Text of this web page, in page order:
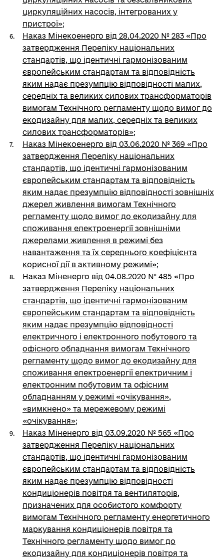
циркуляційних насосів, інтегрованих у
пристрої»;
Наказ Мінекоенерго від 28.04.2020 № 283 «Про
затвердження Переліку національних
стандартів, що ідентичні гармонізованим
європейським стандартам та відповідність
яким надає презумпцію відповідності малих,
середніх та великих силових трансформаторів
вимогам Технічного регламенту щодо вимог до
екодизайну для малих, середніх та великих
силових трансформаторів»;
Наказ Мінекоенерго від 03.06.2020 № 369 «Про
затвердження Переліку національних
стандартів, що ідентичні гармонізованим
європейським стандартам та відповідність
яким надає презумпцію відповідності зовнішніх
джерел живлення вимогам Технічного
регламенту щодо вимог до екодизайну для
споживання електроенергії зовнішніми
джерелами живлення в режимі без
навантаження та їх середнього коефіцієнта
корисної дії в активному режимі»;
Наказ Міненерго від 04.08.2020 № 485 «Про
затвердження Переліку національних
стандартів, що ідентичні гармонізованим
європейським стандартам та відповідність
яким надає презумпцію відповідності
електричного і електронного побутового та
офісного обладнання вимогам Технічного
регламенту щодо вимог до екодизайну для
споживання електроенергії електричним і
електронним побутовим та офісним
обладнанням у режимі «очікування»,
«вимкнено» та мережевому режимі
«очікування»;
Наказ Міненерго від 03.09.2020 № 565 «Про
затвердження Переліку національних
стандартів, що ідентичні гармонізованим
європейським стандартам та відповідність
яким надає презумпцію відповідності
кондиціонерів повітря та вентиляторів,
призначених для особистого комфорту
вимогам Технічного регламенту енергетичного
маркування кондиціонерів повітря та
Технічного регламенту щодо вимог до
екодизайну для кондиціонерів повітря та